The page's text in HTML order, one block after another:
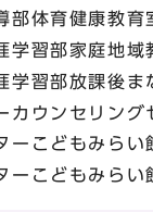
部体育健康教育
学習部家庭地域
学習部放課後ま
カウンセリング
ーこどもみらい
ーこどもみら